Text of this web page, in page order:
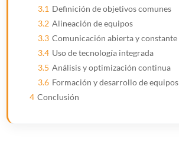
3.1 Definición de objetivos comunes
3.2 Alineación de equipos
3.3 Comunicación abierta y constante
3.4 Uso de tecnología integrada
3.5 Análisis y optimización continua
3.6 Formación y desarrollo de equipos
4 Conclusión